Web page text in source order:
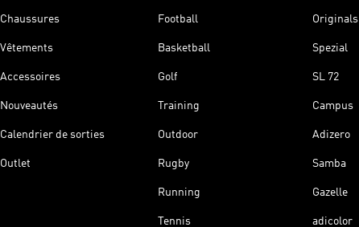
Chaussures
Vêtements
Accessoires
Nouveautés
Calendrier de sorties
Outlet
Football
Basketball
Golf
Training
Outdoor
Rugby
Running
Tennis
Originals
Spezial
SL 72
Campus
Adizero
Samba
Gazelle
adicolor